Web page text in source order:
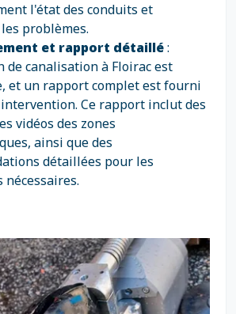
l'état des conduits et
problèmes.
et rapport détaillé:
de canalisation à Floirac est
et un rapport complet est fourni
Ce rapport inclut des
vidéos des zones
ainsi que des
détaillées pour les